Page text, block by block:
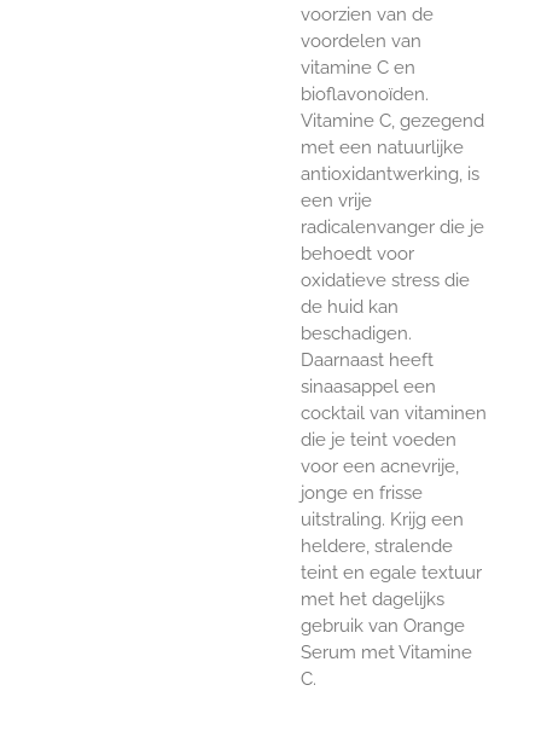
voorzien van de
voordelen van
vitamine C en
bioflavonoïden.
Vitamine C, gezegend
met een natuurlijke
antioxidantwerking, is
een vrije
radicalenvanger die je
behoedt voor
oxidatieve stress die
de huid kan
beschadigen.
Daarnaast heeft
sinaasappel een
cocktail van vitaminen
die je teint voeden
voor een acnevrije,
jonge en frisse
uitstraling. Krijg een
heldere, stralende
teint en egale textuur
met het dagelijks
gebruik van Orange
Serum met Vitamine
C.